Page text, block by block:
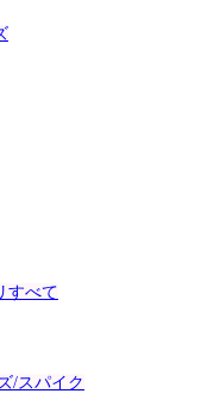
すべて
/スパイク